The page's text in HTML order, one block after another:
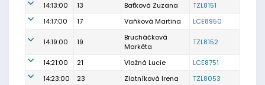
14:13:00
13 Baťková Zuzana
TZL8151
14:17:00
17 Vaňková Martina LCE8950
14:19:00 19
Brucháčková
Markéta
TZL8152
14:21:00 21 Vlažná Lucie
LCE8751
14:23:00
23 Zlatníková Irena
TZL8053